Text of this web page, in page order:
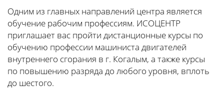
Одним из главных направлений центра является
обучение рабочим профессиям. ИСОЦЕНТР
приглашает вас пройти дистанционные курсы по
обучению профессии машиниста двигателей
внутреннего сгорания в г. Когалым, а также курсы
по повышению разряда до любого уровня, вплоть
до шестого.